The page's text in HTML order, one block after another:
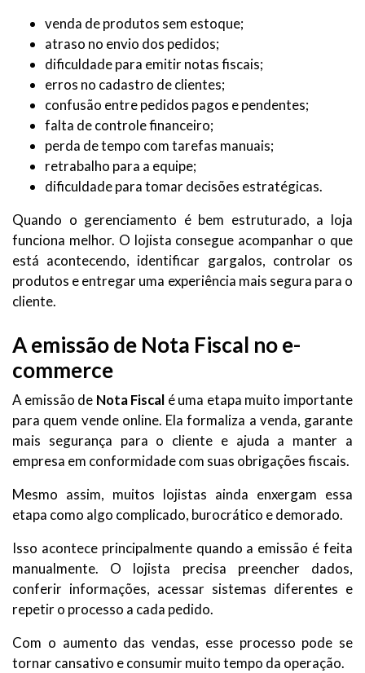
venda de produtos sem estoque;
atraso no envio dos pedidos;
dificuldade para emitir notas fiscais;
erros no cadastro de clientes;
confusão entre pedidos pagos e pendentes;
falta de controle financeiro;
perda de tempo com tarefas manuais;
retrabalho para a equipe;
dificuldade para tomar decisões estratégicas.
Quando o gerenciamento é bem estruturado, a loja
funciona melhor. O lojista consegue acompanhar o que
está acontecendo, identificar gargalos, controlar os
produtos e entregar uma experiência mais segura para o
cliente.
A emissão de Nota Fiscal no e-
commerce
A emissão de Nota Fiscal é uma etapa muito importante
para quem vende online. Ela formaliza a venda, garante
mais segurança para o cliente e ajuda a manter a
empresa em conformidade com suas obrigações fiscais.
Mesmo assim, muitos lojistas ainda enxergam essa
etapa como algo complicado, burocrático e demorado.
Isso acontece principalmente quando a emissão é feita
manualmente. O lojista precisa preencher dados,
conferir informações, acessar sistemas diferentes e
repetir o processo a cada pedido.
Com o aumento das vendas, esse processo pode se
tornar cansativo e consumir muito tempo da operação.